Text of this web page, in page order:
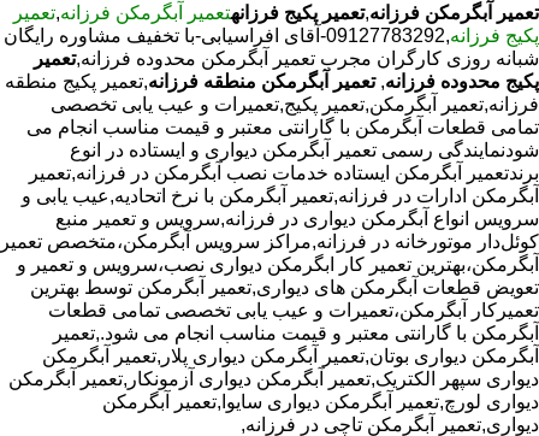
تعمیر آبگرمکن فرزانه,تعمیر پکیج فرزانهتعمیر آبگرمکن فرزانه,تعمیر
پکیج فرزانه
,09127783292-آقای افراسیابی-با تخفیف مشاوره رایگان
شبانه روزی کارگران مجرب تعمیر آبگرمکن محدوده فرزانه,تعمیر
پکیج محدوده فرزانه, تعمیر آبگرمکن منطقه فرزانه,تعمیر پکیج منطقه
فرزانه,تعمیر آبگرمکن,تعمیر پکیج,تعمیرات و عیب یابی تخصصی
تمامی قطعات آبگرمکن با گارانتی معتبر و قیمت مناسب انجام می
شودنمایندگی رسمی تعمیر آبگرمکن دیواری و ایستاده در انوع
برندتعمیر آبگرمکن ایستاده خدمات نصب آبگرمکن در فرزانه,تعمیر
آبگرمکن ادارات در فرزانه,تعمیر آبگرمکن با نرخ اتحادیه,عیب یابی و
سرویس انواع آبگرمکن دیواری در فرزانه,سرویس و تعمیر منبع
کوئل‌دار موتورخانه در فرزانه,مراکز سرویس آبگرمکن،متخصص تعمیر
آبگرمکن،بهترین تعمیر کار ابگرمکن دیواری نصب،سرویس و تعمیر و
تعویض قطعات آبگرمکن های دیواری,تعمیر آبگرمکن توسط بهترین
تعمیرکار آبگرمکن،تعمیرات و عیب یابی تخصصی تمامی قطعات
آبگرمکن با گارانتی معتبر و قیمت مناسب انجام می شود.,تعمیر
آبگرمکن دیواری بوتان,تعمیر آبگرمکن دیواری پلار,تعمیر آبگرمکن
دیواری سپهر الکتریک,تعمیر آبگرمکن دیواری آزمونکار,تعمیر آبگرمکن
دیواری لورچ,تعمیر آبگرمکن دیواری سایوا,تعمیر آبگرمکن
دیواری,تعمیر آبگرمکن تاچی در فرزانه,